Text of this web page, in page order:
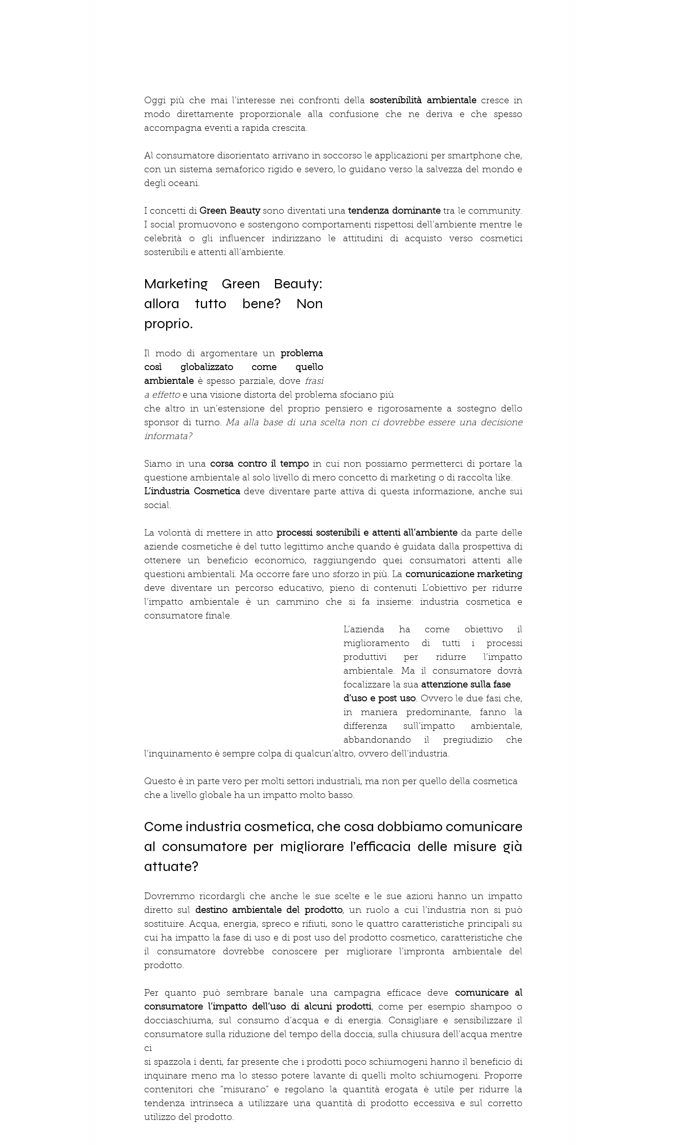
Oggi più che mai l’interesse nei confronti della sostenibilità ambientale cresce in
modo direttamente proporzionale alla confusione che ne deriva e che spesso
accompagna eventi a rapida crescita.
Al consumatore disorientato arrivano in soccorso le applicazioni per smartphone che,
con un sistema semaforico rigido e severo, lo guidano verso la salvezza del mondo e
degli oceani.
I concetti di Green Beauty sono diventati una tendenza dominante tra le community.
I social promuovono e sostengono comportamenti rispettosi dell’ambiente mentre le
celebrità o gli influencer indirizzano le attitudini di acquisto verso cosmetici
sostenibili e attenti all’ambiente.
Marketing Green Beauty:
allora tutto bene? Non
proprio.
Il modo di argomentare un problema
così globalizzato come quello
ambientale è spesso parziale, dove frasi
a effetto e una visione distorta del problema sfociano più
che altro in un’estensione del proprio pensiero e rigorosamente a sostegno dello
sponsor di turno. Ma alla base di una scelta non ci dovrebbe essere una decisione
informata?
Siamo in una corsa contro il tempo in cui non possiamo permetterci di portare la
questione ambientale al solo livello di mero concetto di marketing o di raccolta like.
L’industria Cosmetica deve diventare parte attiva di questa informazione, anche sui
social.
La volontà di mettere in atto processi sostenibili e attenti all’ambiente da parte delle
aziende cosmetiche è del tutto legittimo anche quando è guidata dalla prospettiva di
ottenere un beneficio economico, raggiungendo quei consumatori attenti alle
questioni ambientali. Ma occorre fare uno sforzo in più. La comunicazione marketing
deve diventare un percorso educativo, pieno di contenuti L’obiettivo per ridurre
l’impatto ambientale è un cammino che si fa insieme: industria cosmetica e
consumatore finale.
L’azienda ha come obiettivo il
miglioramento di tutti i processi
produttivi per ridurre l’impatto
ambientale. Ma il consumatore dovrà
focalizzare la sua attenzione sulla fase
d’uso e post uso. Ovvero le due fasi che,
in maniera predominante, fanno la
differenza sull’impatto ambientale,
abbandonando il pregiudizio che
l’inquinamento è sempre colpa di qualcun’altro, ovvero dell’industria.
Questo è in parte vero per molti settori industriali, ma non per quello della cosmetica
che a livello globale ha un impatto molto basso.
Come industria cosmetica, che cosa dobbiamo comunicare
al consumatore per migliorare l’efficacia delle misure già
attuate?
Dovremmo ricordargli che anche le sue scelte e le sue azioni hanno un impatto
diretto sul destino ambientale del prodotto, un ruolo a cui l’industria non si può
sostituire. Acqua, energia, spreco e rifiuti, sono le quattro caratteristiche principali su
cui ha impatto la fase di uso e di post uso del prodotto cosmetico, caratteristiche che
il consumatore dovrebbe conoscere per migliorare l’impronta ambientale del
prodotto.
Per quanto può sembrare banale una campagna efficace deve comunicare al
consumatore l’impatto dell’uso di alcuni prodotti, come per esempio shampoo o
docciaschiuma, sul consumo d’acqua e di energia. Consigliare e sensibilizzare il
consumatore sulla riduzione del tempo della doccia, sulla chiusura dell’acqua mentre
ci
si spazzola i denti, far presente che i prodotti poco schiumogeni hanno il beneficio di
inquinare meno ma lo stesso potere lavante di quelli molto schiumogeni. Proporre
contenitori che “misurano” e regolano la quantità erogata è utile per ridurre la
tendenza intrinseca a utilizzare una quantità di prodotto eccessiva e sul corretto
utilizzo del prodotto.